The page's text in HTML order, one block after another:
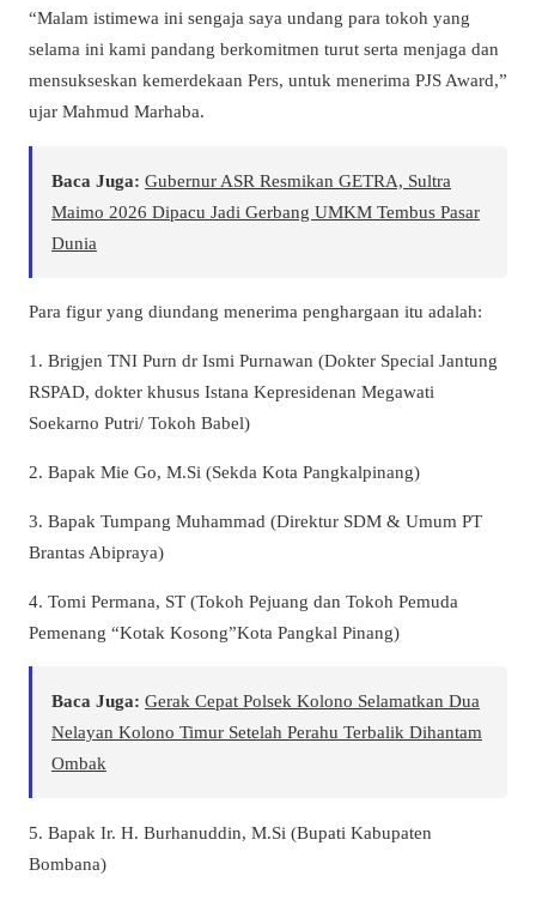
“Malam istimewa ini sengaja saya undang para tokoh yang
selama ini kami pandang berkomitmen turut serta menjaga dan
mensukseskan kemerdekaan Pers, untuk menerima PJS Award,”
ujar Mahmud Marhaba.
Baca Juga: Gubernur ASR Resmikan GETRA, Sultra
Maimo 2026 Dipacu Jadi Gerbang UMKM Tembus Pasar
Dunia
Para figur yang diundang menerima penghargaan itu adalah:
1. Brigjen TNI Purn dr Ismi Purnawan (Dokter Special Jantung
RSPAD, dokter khusus Istana Kepresidenan Megawati
Soekarno Putri/ Tokoh Babel)
2. Bapak Mie Go, M.Si (Sekda Kota Pangkalpinang)
3. Bapak Tumpang Muhammad (Direktur SDM & Umum PT
Brantas Abipraya)
4. Tomi Permana, ST (Tokoh Pejuang dan Tokoh Pemuda
Pemenang “Kotak Kosong”Kota Pangkal Pinang)
Baca Juga: Gerak Cepat Polsek Kolono Selamatkan Dua
Nelayan Kolono Timur Setelah Perahu Terbalik Dihantam
Ombak
5. Bapak Ir. H. Burhanuddin, M.Si (Bupati Kabupaten
Bombana)